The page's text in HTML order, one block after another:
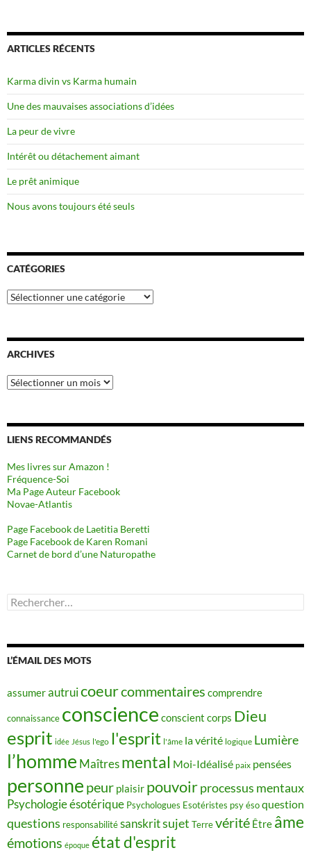
ARTICLES RÉCENTS
Karma divin vs Karma humain
Une des mauvaises associations d’idées
La peur de vivre
Intérêt ou détachement aimant
Le prêt animique
Nous avons toujours été seuls
CATÉGORIES
Catégories
ARCHIVES
Archives
LIENS RECOMMANDÉS
Mes livres sur Amazon !
Fréquence-Soi
Ma Page Auteur Facebook
Novae-Atlantis
Page Facebook de Laetitia Beretti
Page Facebook de Karen Romani
Carnet de bord d’une Naturopathe
Rechercher :
L’ÉMAIL DES MOTS
assumerautruicoeurcommentaires comprendre
connaissance conscience conscient corps Dieu
esprit idée Jésus l'ego l'esprit l'âme la vérité logique Lumière
l’homme Maîtres mental Moi-Idéalisé paix pensées
personne peur plaisir pouvoirprocessus mentaux
Psychologie ésotérique Psychologues Esotéristes psy ésoquestion
questions responsabilitésanskritsujet Terrevérité Être âme
émotions époque état d'esprit